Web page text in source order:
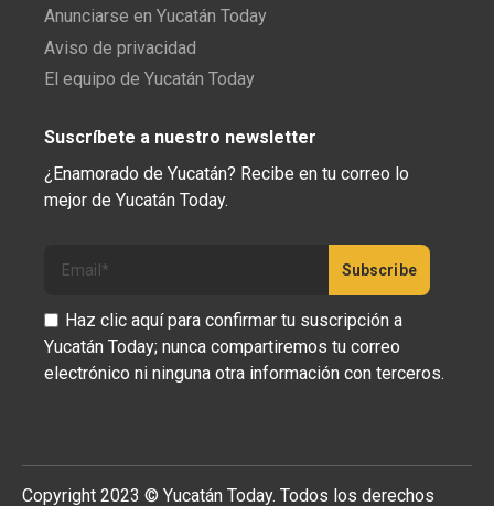
Anunciarse en Yucatán Today
Aviso de privacidad
El equipo de Yucatán Today
Suscríbete a nuestro newsletter
¿Enamorado de Yucatán? Recibe en tu correo lo
mejor de Yucatán Today.
Haz clic aquí para confirmar tu suscripción a
Yucatán Today; nunca compartiremos tu correo
electrónico ni ninguna otra información con terceros.
Copyright 2023 © Yucatán Today. Todos los derechos